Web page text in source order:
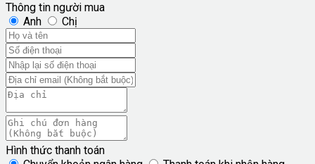
Thông tin người mua
Anh
Chị
Hình thức thanh toán